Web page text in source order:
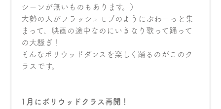
シーンが無いものもあります。）
大勢の人がフラッシュモブのようにぶわーっと集
まって、映画の途中なのにいきなり歌って踊って
の大騒ぎ！
そんなボリウッドダンスを楽しく踊るのがこのク
ラスです。
1月にボリウッドクラス再開！